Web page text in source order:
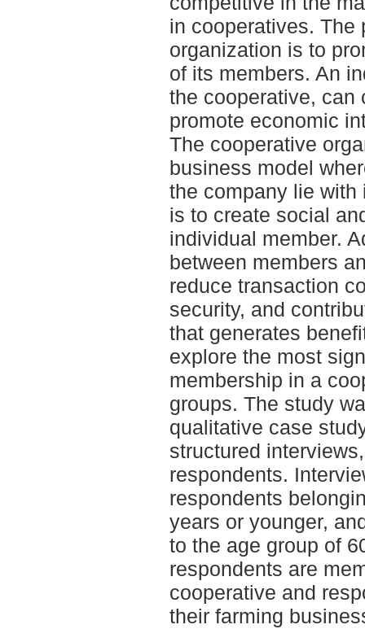
in cooperatives. The
organization is to
of its members. An
the cooperative, can
promote economic
The cooperative
business model
the company lie with
is to create social
individual member.
between members
reduce transaction
security, and
that generates
explore the most
membership in a
groups. The study
qualitative case
structured
respondents.
respondents
years or younger,
to the age group of
respondents are
cooperative and
their farming